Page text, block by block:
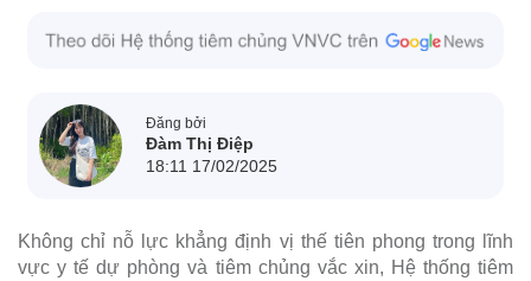
Đăng bởi
Đàm Thị Điệp
18:11 17/02/2025
Không chỉ nỗ lực khẳng định vị thế tiên phong trong lĩnh
vực y tế dự phòng và tiêm chủng vắc xin, Hệ thống tiêm